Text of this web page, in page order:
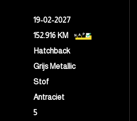
19-02-2027
152.916 KM
Hatchback
Grijs Metallic
Stof
Antraciet
5